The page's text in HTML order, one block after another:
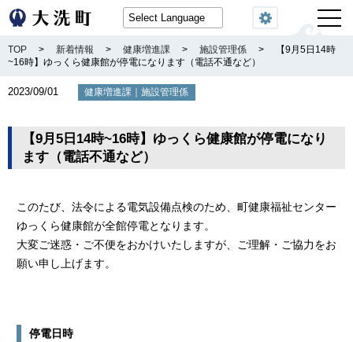
閲覧機能
TOP > 新着情報 > 健康増進課 > 施設管理係 >
【9月5日14時
~16時】ゆっくら健康館が停電になります（電話不通など）
2023/09/01 健康増進課 ｜施設管理係
【9月5日14時~16時】ゆっくら健康館が停電になり
ます（電話不通など）
このたび、法令による電気設備点検のため、町健康福祉センター
ゆっくら健康館が全館停電となります。
大変ご迷惑・ご不便をおかけいたしますが、ご理解・ご協力をお
願い申し上げます。
停電日時